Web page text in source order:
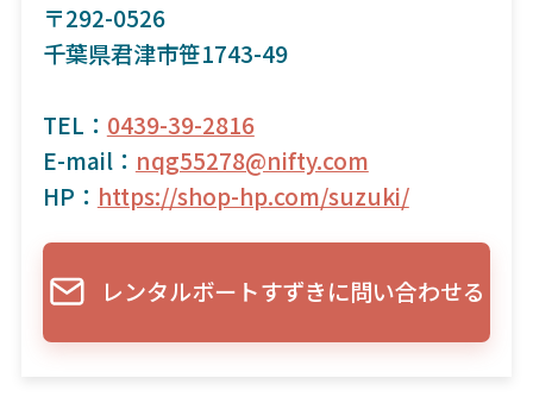
〒292-0526
千葉県君津市笹1743-49
TEL： 0439-39-2816
E-mail： nqg55278@nifty.com
HP： https://shop-hp.com/suzuki/
レンタルボートすずきに問い合わせる